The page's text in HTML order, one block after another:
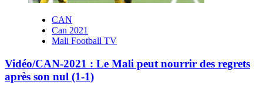
CAN
Can 2021
Mali Football TV
Vidéo/CAN-2021 : Le Mali peut nourrir des regrets
après son nul (1-1)